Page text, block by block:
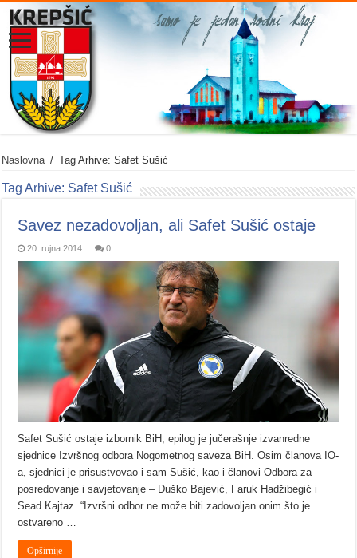
Naslovna / Tag Arhive: Safet Sušić
Tag Arhive: Safet Sušić
Savez nezadovoljan, ali Safet Sušić ostaje
20. rujna 2014. 0
Safet Sušić ostaje izbornik BiH, epilog je jučerašnje izvanredne
sjednice Izvršnog odbora Nogometnog saveza BiH. Osim članova IO-
a, sjednici je prisustvovao i sam Sušić, kao i članovi Odbora za
posredovanje i savjetovanje – Duško Bajević, Faruk Hadžibegić i
Sead Kajtaz. “Izvršni odbor ne može biti zadovoljan onim što je
ostvareno …
Opširnije